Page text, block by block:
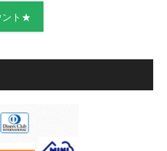
ント★